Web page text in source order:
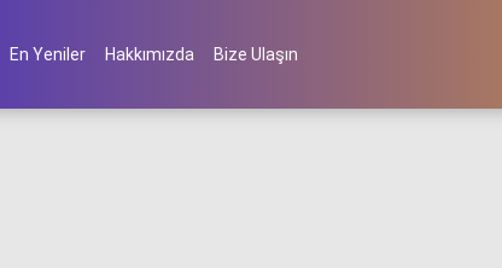
En Yeniler Hakkımızda Bize Ulaşın